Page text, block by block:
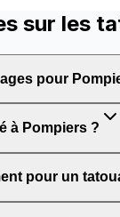
sur les
pour
à Pompiers ?
pour un